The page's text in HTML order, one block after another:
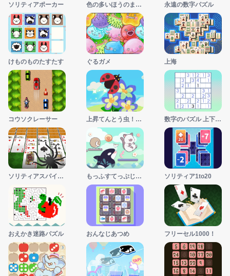
ソリティアポーカー 色の多いほうのまるを押す 永遠の数字パズル
けものものたすたす ぐるガメ 上海
コウソクレーサー 上昇てんとう虫！JUMP 数字のパズル 上下関係
ソリティアスパイダー もっふすてっぷじゃんぷ ソリティア1to20
おえかき迷路パズル おんなじあつめ フリーセル1000！